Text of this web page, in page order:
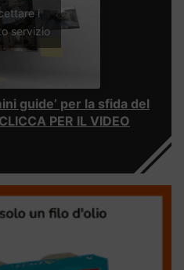
i
servizio
guide’ per la sfida del
PER IL VIDEO